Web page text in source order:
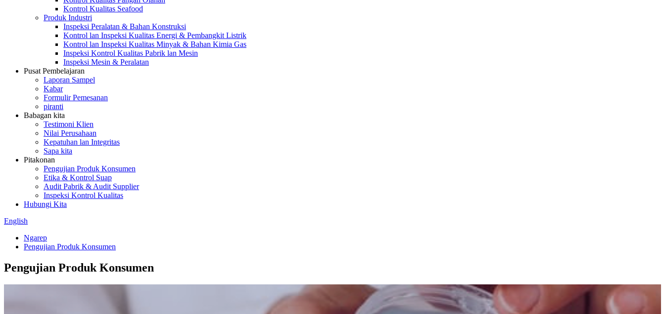
Kontrol Kualitas Seafood
Produk Industri
Inspeksi Peralatan & Bahan Konstruksi
Kontrol lan Inspeksi Kualitas Energi & Pembangkit Listrik
Kontrol lan Inspeksi Kualitas Minyak & Bahan Kimia Gas
Inspeksi Kontrol Kualitas Pabrik lan Mesin
Inspeksi Mesin & Peralatan
Pusat Pembelajaran
Laporan Sampel
Kabar
Formulir Pemesanan
piranti
Babagan kita
Testimoni Klien
Nilai Perusahaan
Kepatuhan lan Integritas
Sapa kita
Pitakonan
Pengujian Produk Konsumen
Etika & Kontrol Suap
Audit Pabrik & Audit Supplier
Inspeksi Kontrol Kualitas
Hubungi Kita
English
Ngarep
Pengujian Produk Konsumen
Pengujian Produk Konsumen